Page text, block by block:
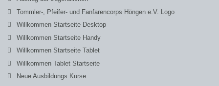
Tommler-, Pfeifer- und Fanfarencorps Höngen e.V. Logo
Willkommen Startseite Desktop
Willkommen Startseite Handy
Willkommen Startseite Tablet
Willkommen Tablet Startseite
Neue Ausbildungs Kurse